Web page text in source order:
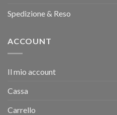
Spedizione & Reso
ACCOUNT
Il mio account
Cassa
Carrello